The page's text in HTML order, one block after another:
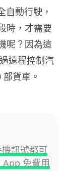
自動行駛，
時，才需要
呢？因為這
遠程控制汽
貨車。
訊號都可
App 免費用